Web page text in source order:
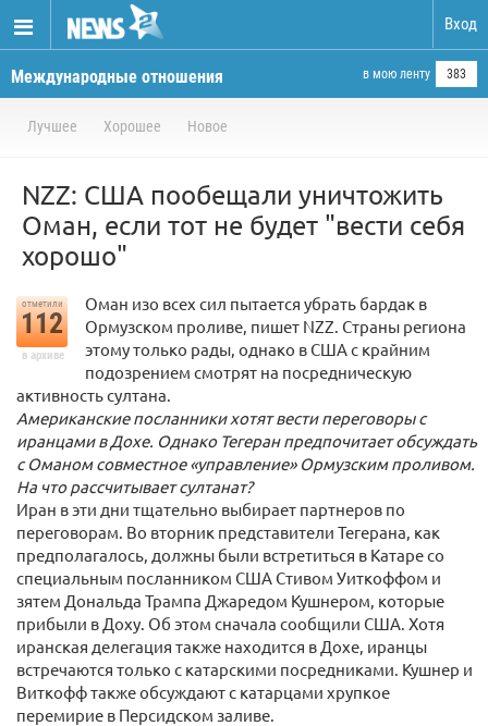
Вход
Международные отношения в мою ленту 383
Лучшее Хорошее Новое
NZZ: США пообещали уничтожить
Оман, если тот не будет "вести себя
хорошо"
отметили
112
в архиве
Оман изо всех сил пытается убрать бардак в
Ормузском проливе, пишет NZZ. Страны региона
этому только рады, однако в США с крайним
подозрением смотрят на посредническую
активность султана.
Американские посланники хотят вести переговоры с
иранцами в Дохе. Однако Тегеран предпочитает обсуждать
с Оманом совместное «управление» Ормузским проливом.
На что рассчитывает султанат?
Иран в эти дни тщательно выбирает партнеров по
переговорам. Во вторник представители Тегерана, как
предполагалось, должны были встретиться в Катаре со
специальным посланником США Стивом Уиткоффом и
зятем Дональда Трампа Джаредом Кушнером, которые
прибыли в Доху. Об этом сначала сообщили США. Хотя
иранская делегация также находится в Дохе, иранцы
встречаются только с катарскими посредниками. Кушнер и
Виткофф также обсуждают с катарцами хрупкое
перемирие в Персидском заливе.